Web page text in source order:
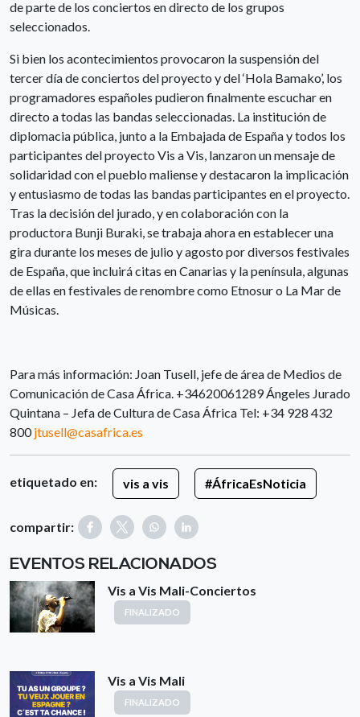
de parte de los conciertos en directo de los grupos
seleccionados.
Si bien los acontecimientos provocaron la suspensión del
tercer día de conciertos del proyecto y del ‘Hola Bamako’, los
programadores españoles pudieron finalmente escuchar en
directo a todas las bandas seleccionadas. La institución de
diplomacia pública, junto a la Embajada de España y todos los
participantes del proyecto Vis a Vis, lanzaron un mensaje de
solidaridad con el pueblo maliense y destacaron la implicación
y entusiasmo de todas las bandas participantes en el proyecto.
Tras la decisión del jurado, y en colaboración con la
productora Bunji Buraki, se trabaja ahora en establecer una
gira durante los meses de julio y agosto por diversos festivales
de España, que incluirá citas en Canarias y la península, algunas
de ellas en festivales de renombre como Etnosur o La Mar de
Músicas.
Para más información: Joan Tusell, jefe de área de Medios de
Comunicación de Casa África. +34620061289 Ángeles Jurado
Quintana – Jefa de Cultura de Casa África Tel: +34 928 432
800jtusell@casafrica.es
etiquetado en: vis a vis #ÁfricaEsNoticia
compartir:
EVENTOS RELACIONADOS
Vis a Vis Mali-Conciertos
FINALIZADO
Vis a Vis Mali
FINALIZADO